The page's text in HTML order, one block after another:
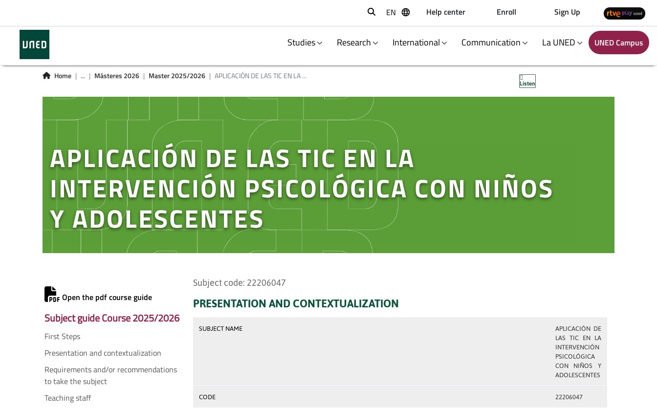
Buscar
EN Help center Enroll Sign Up
Studies Research International Communication La UNED UNED Campus
Home ... Másteres 2026 Master 2025/2026 APLICACIÓN DE LAS TIC EN LA ...
Listen
APLICACIÓN DE LAS TIC EN LA
INTERVENCIÓN PSICOLÓGICA CON NIÑOS
Y ADOLESCENTES
Open the pdf course guide
Subject guide Course 2025/2026
First Steps
Presentation and contextualization
Requirements and/or recommendations
to take the subject
Teaching staff
Subject code: 22206047
PRESENTATION AND CONTEXTUALIZATION
SUBJECT NAME
APLICACIÓN DE
LAS TIC EN LA
INTERVENCIÓN
PSICOLÓGICA
CON NIÑOS Y
ADOLESCENTES
CODE 22206047